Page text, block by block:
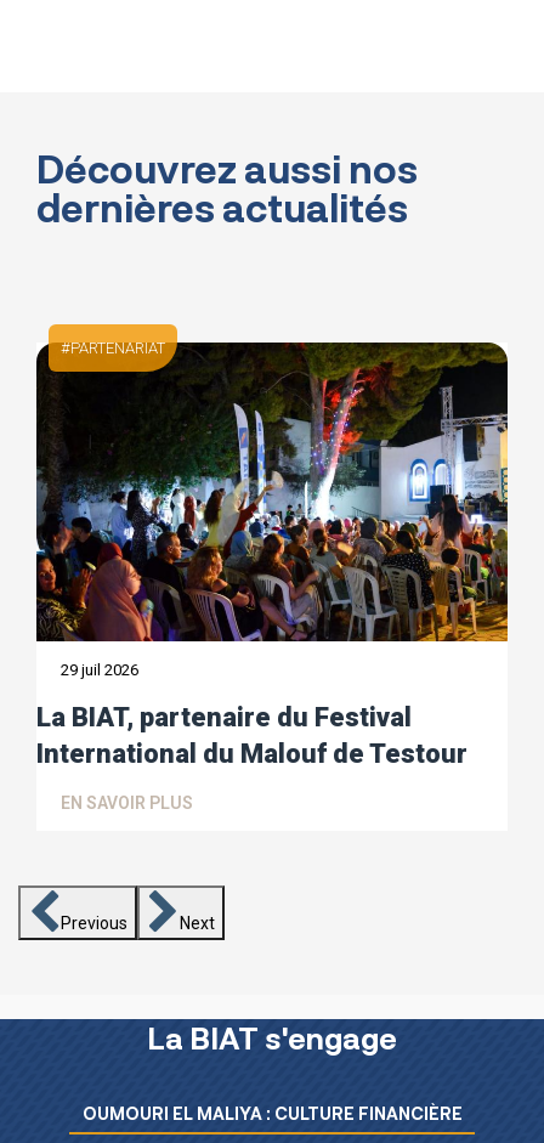
Découvrez aussi nos
dernières actualités
PARTENARIAT
29 juil 2026
La BIAT, partenaire du Festival
International du Malouf de Testour
EN SAVOIR PLUS
Previous Next
La BIAT s'engage
Menu L’essentiel de la BIAT
OUMOURI EL MALIYA : CULTURE FINANCIÈRE